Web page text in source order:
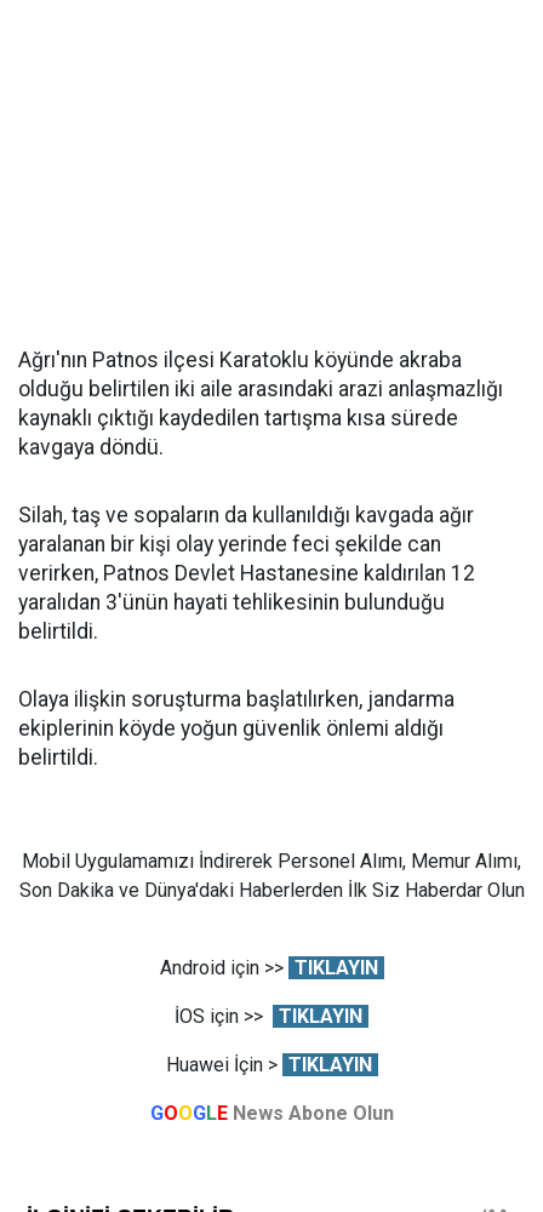
Ağrı'nın Patnos ilçesi Karatoklu köyünde akraba
olduğu belirtilen iki aile arasındaki arazi anlaşmazlığı
kaynaklı çıktığı kaydedilen tartışma kısa sürede
kavgaya döndü.
Silah, taş ve sopaların da kullanıldığı kavgada ağır
yaralanan bir kişi olay yerinde feci şekilde can
verirken, Patnos Devlet Hastanesine kaldırılan 12
yaralıdan 3'ünün hayati tehlikesinin bulunduğu
belirtildi.
Olaya ilişkin soruşturma başlatılırken, jandarma
ekiplerinin köyde yoğun güvenlik önlemi aldığı
belirtildi.
Mobil Uygulamamızı İndirerek Personel Alımı, Memur Alımı,
Son Dakika ve Dünya'daki Haberlerden İlk Siz Haberdar Olun
Android için >> TIKLAYIN
İOS için >> TIKLAYIN
Huawei İçin > TIKLAYIN
GOOGLE News Abone Olun